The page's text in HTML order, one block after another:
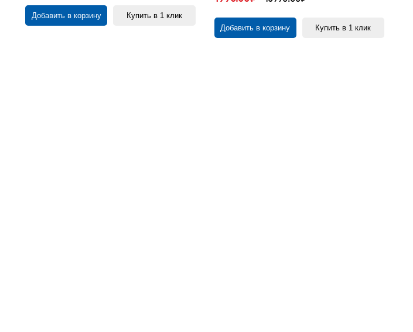
Добавить в корзину Купить в 1 клик
Добавить в корзину Купить в 1 клик